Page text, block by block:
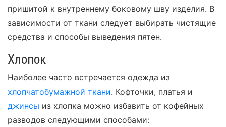
пришитой к внутреннему боковому шву изделия. В
зависимости от ткани следует выбирать чистящие
средства и способы выведения пятен.
Хлопок
Наиболее часто встречается одежда из
хлопчатобумажной ткани. Кофточки, платья и
джинсы из хлопка можно избавить от кофейных
разводов следующими способами: